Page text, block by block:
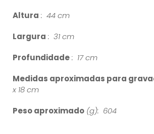
Altura : 44 cm
Largura : 31 cm
Profundidade: 17 cm
Medidas aproximadas para
x 18 cm
Peso aproximado (g): 604